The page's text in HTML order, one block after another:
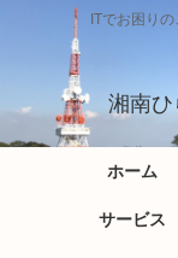
ITでお困り
湘南
ホーム
サービス